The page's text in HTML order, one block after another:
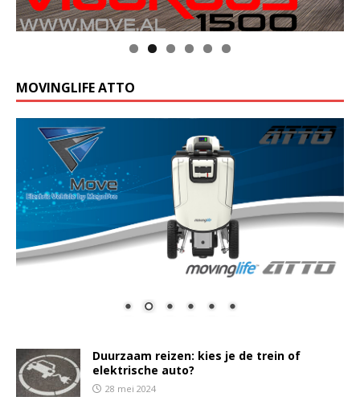
MOVINGLIFE ATTO
Duurzaam reizen: kies je de trein of
elektrische auto?
28 mei 2024